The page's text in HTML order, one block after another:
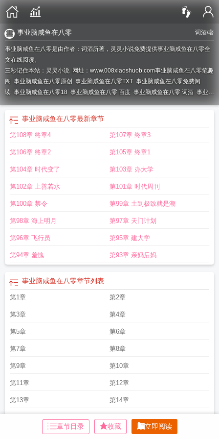
词酒/著
事业脑咸鱼在八零
事业脑咸鱼在八零是由作者：词酒所著，灵灵小说免费提供事业脑咸鱼在八零全
文在线阅读。
三秒记住本站：灵灵小说 网址：www.008xiaoshuob.com事业脑咸鱼在八零笔趣
阁 事业脑咸鱼在八零原创 事业脑咸鱼在八零TXT 事业脑咸鱼在八零免费阅
读 事业脑咸鱼在八零18 事业脑咸鱼在八零 百度 事业脑咸鱼在八零 词酒 事业脑
咸鱼在八零格格党
事业脑咸鱼在八零最新章节
第108章 终章4 第107章 终章3
第106章 终章2 第105章 终章1
第104章 时代变了 第103章 办大学
第102章 上善若水 第101章 时代周刊
第100章 禁令 第99章 土到极致就是潮
第98章 海上明月 第97章 天门计划
第96章 飞行员 第95章 建大学
第94章 羞愧 第93章 亲妈后妈
事业脑咸鱼在八零章节列表
第1章 第2章
第3章 第4章
第5章 第6章
第7章 第8章
第9章 第10章
第11章 第12章
第13章 第14章
第16章
第18章
章节目录 收藏 立即阅读